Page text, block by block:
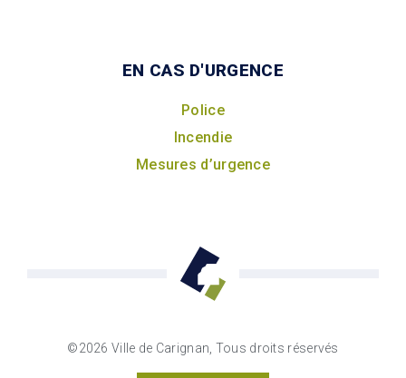
EN CAS D'URGENCE
Police
Incendie
Mesures d’urgence
©2026 Ville de Carignan, Tous droits réservés